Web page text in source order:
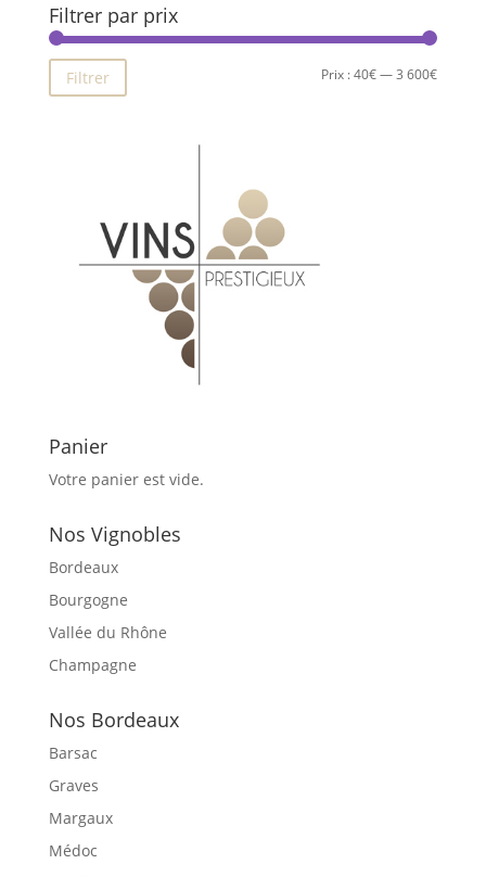
Filtrer par prix
Prix
Prix
Filtrer Prix :40€—3 600€
Panier
Votre panier est vide.
Nos Vignobles
Bordeaux
Bourgogne
Vallée du Rhône
Champagne
Nos Bordeaux
Barsac
Graves
Margaux
Médoc